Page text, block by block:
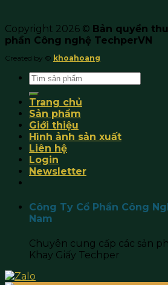
Copyright 2026 © Bản quyền
phần Công nghệ TechperVN
Created by © khoahoang
Search
Trang chủ
Sản phẩm
Giới thiệu
Hình ảnh sản xuất
Liên hệ
Login
Newsletter
Công Ty Cổ Phần Công
Nam
Chuyên cung cấp các sản
Khay Giấy Techper